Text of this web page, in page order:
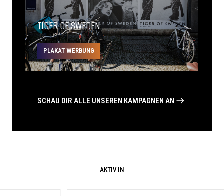
TIGER OF SWEDEN
PLAKAT WERBUNG
SCHAU DIR ALLE UNSEREN KAMPAGNEN AN
AKTIV IN